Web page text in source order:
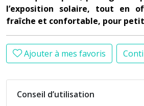
l’exposition solaire, tout en
fraîche et confortable, pour
Ajouter à mes favoris
Conseil d’utilisation